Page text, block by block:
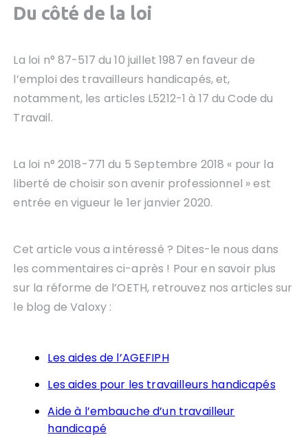
Du côté de la loi
La loi n° 87-517 du 10 juillet 1987 en faveur de
l’emploi des travailleurs handicapés, et,
notamment, les articles L5212-1 à 17 du Code du
Travail.
La loi n° 2018-771 du 5 Septembre 2018 « pour la
liberté de choisir son avenir professionnel » est
entrée en vigueur le 1er janvier 2020.
Cet article vous a intéressé ? Dites-le nous dans
les commentaires ci-après ! Pour en savoir plus
sur la réforme de l’OETH, retrouvez nos articles sur
le blog de Valoxy :
Les aides de l’AGEFIPH
Les aides pour les travailleurs handicapés
Aide à l’embauche d’un travailleur
handicapé